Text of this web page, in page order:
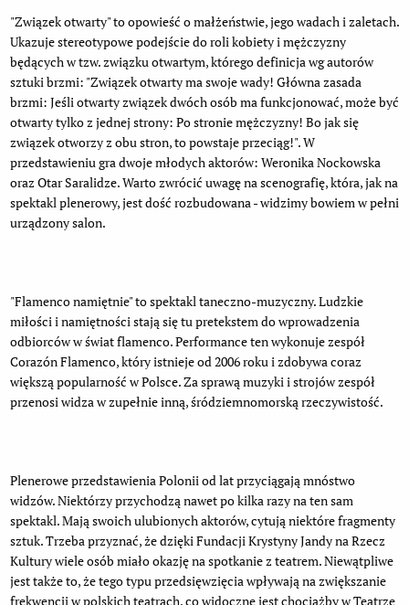
"Związek otwarty" to opowieść o małżeństwie, jego wadach i zaletach.
Ukazuje stereotypowe podejście do roli kobiety i mężczyzny
będących w tzw. związku otwartym, którego definicja wg autorów
sztuki brzmi: "Związek otwarty ma swoje wady! Główna zasada
brzmi: Jeśli otwarty związek dwóch osób ma funkcjonować, może być
otwarty tylko z jednej strony: Po stronie mężczyzny! Bo jak się
związek otworzy z obu stron, to powstaje przeciąg!". W
przedstawieniu gra dwoje młodych aktorów: Weronika Nockowska
oraz Otar Saralidze. Warto zwrócić uwagę na scenografię, która, jak na
spektakl plenerowy, jest dość rozbudowana - widzimy bowiem w pełni
urządzony salon.
"Flamenco namiętnie" to spektakl taneczno-muzyczny. Ludzkie
miłości i namiętności stają się tu pretekstem do wprowadzenia
odbiorców w świat flamenco. Performance ten wykonuje zespół
Corazón Flamenco, który istnieje od 2006 roku i zdobywa coraz
większą popularność w Polsce. Za sprawą muzyki i strojów zespół
przenosi widza w zupełnie inną, śródziemnomorską rzeczywistość.
Plenerowe przedstawienia Polonii od lat przyciągają mnóstwo
widzów. Niektórzy przychodzą nawet po kilka razy na ten sam
spektakl. Mają swoich ulubionych aktorów, cytują niektóre fragmenty
sztuk. Trzeba przyznać, że dzięki Fundacji Krystyny Jandy na Rzecz
Kultury wiele osób miało okazję na spotkanie z teatrem. Niewątpliwe
jest także to, że tego typu przedsięwzięcia wpływają na zwiększanie
frekwencji w polskich teatrach, co widoczne jest chociażby w Teatrze